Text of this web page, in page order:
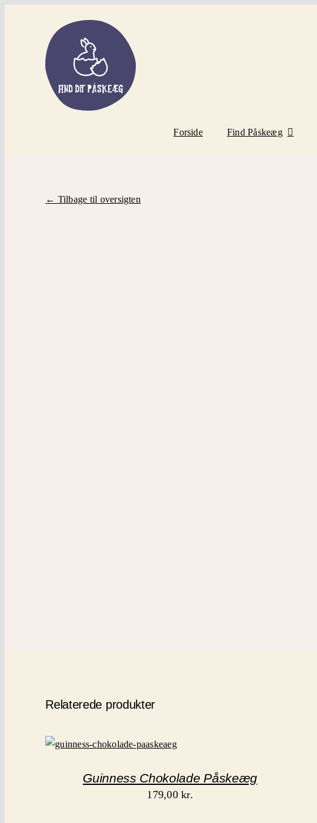
Forside Find Påskeæg
← Tilbage til oversigten
Relaterede produkter
Guinness Chokolade Påskeæg
179,00kr.